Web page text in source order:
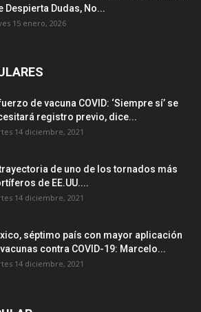
Despierta Dudas, No...
15 enero, 2026
de vacuna COVID: ‘Siempre sí’ se
registro previo, dice...
14 diciembre, 2021
de uno de los tornados más
de EE.UU....
14 diciembre, 2021
séptimo país con mayor aplicación
contra COVID-19: Marcelo...
14 diciembre, 2021